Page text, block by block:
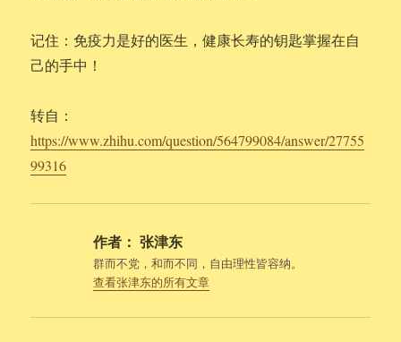
记住：免疫力是好的医生，健康长寿的钥匙掌握在自
己的手中！
转自：
https://www.zhihu.com/question/564799084/answer/27755
99316
作者： 张津东
群而不党，和而不同，自由理性皆容纳。
查看张津东的所有文章